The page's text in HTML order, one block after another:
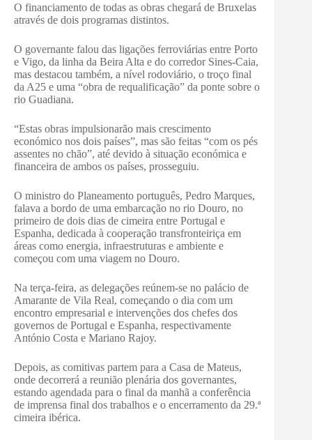
O financiamento de todas as obras chegará de Bruxelas
através de dois programas distintos.
O governante falou das ligações ferroviárias entre Porto
e Vigo, da linha da Beira Alta e do corredor Sines-Caia,
mas destacou também, a nível rodoviário, o troço final
da A25 e uma “obra de requalificação” da ponte sobre o
rio Guadiana.
“Estas obras impulsionarão mais crescimento
económico nos dois países”, mas são feitas “com os pés
assentes no chão”, até devido à situação económica e
financeira de ambos os países, prosseguiu.
O ministro do Planeamento português, Pedro Marques,
falava a bordo de uma embarcação no rio Douro, no
primeiro de dois dias de cimeira entre Portugal e
Espanha, dedicada à cooperação transfronteiriça em
áreas como energia, infraestruturas e ambiente e
começou com uma viagem no Douro.
Na terça-feira, as delegações reúnem-se no palácio de
Amarante de Vila Real, começando o dia com um
encontro empresarial e intervenções dos chefes dos
governos de Portugal e Espanha, respectivamente
António Costa e Mariano Rajoy.
Depois, as comitivas partem para a Casa de Mateus,
onde decorrerá a reunião plenária dos governantes,
estando agendada para o final da manhã a conferência
de imprensa final dos trabalhos e o encerramento da 29.ª
cimeira ibérica.